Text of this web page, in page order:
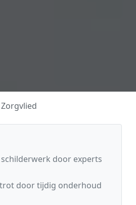
Zorgvlied
door experts
door tijdig onderhoud